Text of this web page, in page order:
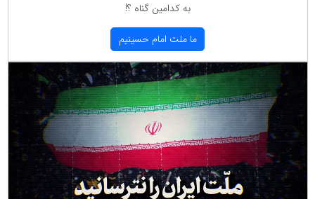
به كدامین گناه ؟!
ما ملت امام حسینیم